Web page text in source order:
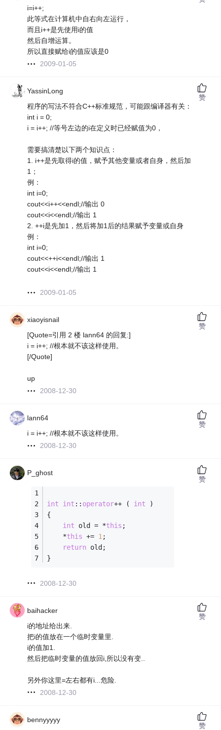
i=i++;
此等式在计算机中自右向左运行，
而且i++是先使用i的值
然后自增运算。
所以直接赋给i的值应该是0
2009-01-05
YassinLong
程序的写法不符合C++标准规范，可能跟编译器有关：
int i = 0;
i = i++; //等号左边的i在定义时已经赋值为0，
需要搞清楚以下两个知识点：
1. i++是先取得i的值，赋予其他变量或者自身，然后加
1；
例：
int i=0;
cout<<i++<<endl;//输出 0
cout<<i<<endl;//输出 1
2. ++i是先加1，然后将加1后的结果赋予变量或自身
例：
int i=0;
cout<<++i<<endl;//输出 1
cout<<i<<endl;//输出 1
2009-01-05
赞
xiaoyisnail
[Quote=引用 2 楼 lann64 的回复:]
i = i++; //根本就不该这样使用。
[/Quote]
up
2008-12-30
赞
lann64
i = i++; //根本就不该这样使用。
2008-12-30
赞
P_ghost
int int :: operator++ ( int )
{
int old = *this ;
    *
this += 1;
return old;
}
2008-12-30
赞
baihacker
i的地址给出来.
把i的值放在一个临时变量里.
i的值加1.
然后把临时变量的值放回i,所以没有变..
另外你这里=左右都有i...危险.
2008-12-30
赞
bennyyyyy
赞